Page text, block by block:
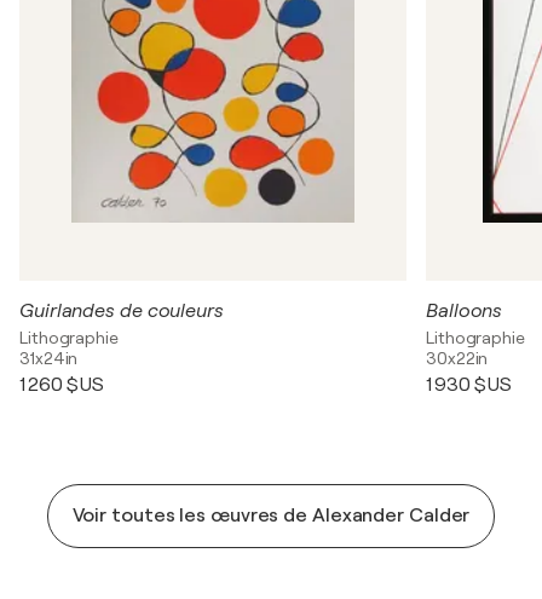
Guirlandes de couleurs
Lithographie
31x24in
1 260 $US
Balloons
Lithographie
30x22in
1 930 $US
Voir toutes les œuvres de Alexander Calder